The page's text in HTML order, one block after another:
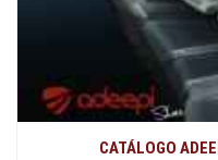
CATÁLOGO